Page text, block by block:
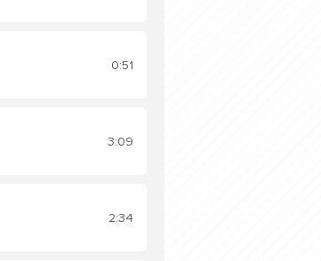
0:51
3:09
2:34